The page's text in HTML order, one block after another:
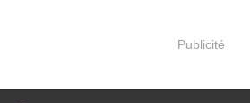
Publicité